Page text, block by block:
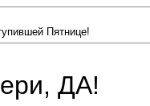
Пятнице!
ДА!